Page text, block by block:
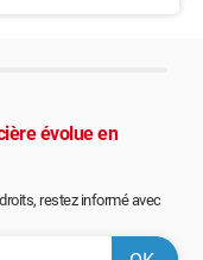
évolue en
restez informé avec